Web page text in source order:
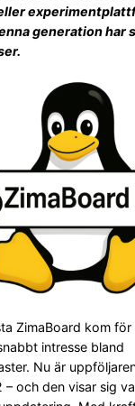
generation har
ZimaBoard kom för
intresse bland
Nu är
– och den visar sig